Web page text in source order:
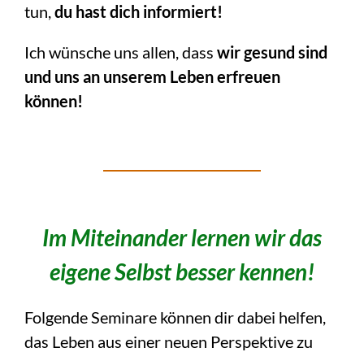
tun,du hast dich informiert!
Ich wünsche uns allen, dass wir gesund sind
und uns an unserem Leben erfreuen
können!
Im Miteinander lernen wir das
eigene Selbst besser kennen!
Folgende Seminare können dir dabei helfen,
das Leben aus einer neuen Perspektive zu